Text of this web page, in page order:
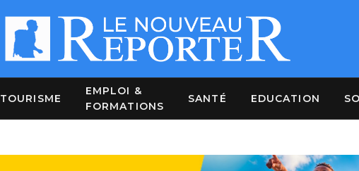
TOURISME
EMPLOI &
FORMATIONS
SANTÉ EDUCATION